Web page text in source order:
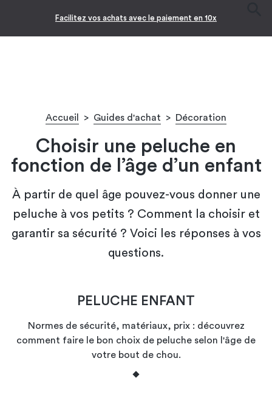
-10% pour les jeunes diplômés !* 🎉
Accueil > Guides d'achat > Décoration
Choisir une peluche en
fonction de l’âge d’un enfant
À partir de quel âge pouvez-vous donner une
peluche à vos petits ? Comment la choisir et
garantir sa sécurité ? Voici les réponses à vos
questions.
PELUCHE ENFANT
Normes de sécurité, matériaux, prix : découvrez
comment faire le bon choix de peluche selon l'âge de
votre bout de chou.